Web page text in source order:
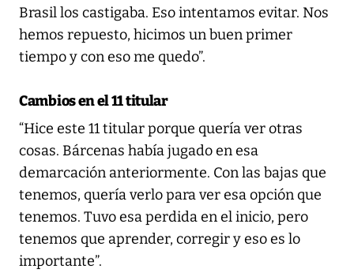
Brasil los castigaba. Eso intentamos evitar. Nos
hemos repuesto, hicimos un buen primer
tiempo y con eso me quedo”.
Cambios en el 11 titular
“Hice este 11 titular porque quería ver otras
cosas. Bárcenas había jugado en esa
demarcación anteriormente. Con las bajas que
tenemos, quería verlo para ver esa opción que
tenemos. Tuvo esa perdida en el inicio, pero
tenemos que aprender, corregir y eso es lo
importante”.